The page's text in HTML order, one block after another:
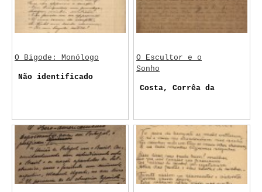
O Bigode: Monólogo
Não identificado
O Escultor e o
Sonho
Costa, Corrêa da